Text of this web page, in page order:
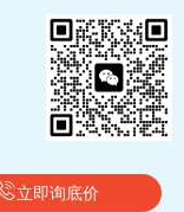
立即询底价